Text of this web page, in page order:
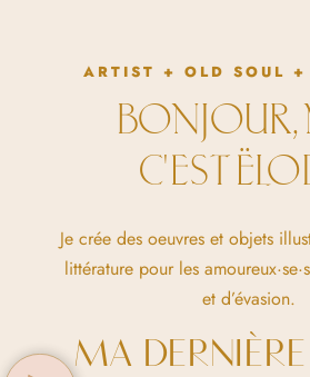
ARTIST + OLD SOUL +
C'EST
Je crée des oeuvres et objets
littérature pour les
et d’évasion.
MA